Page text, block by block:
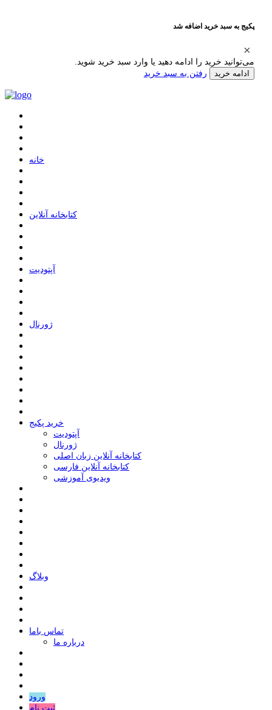
پکیج به سبد خرید اضافه شد
می‌توانید خرید را ادامه دهید یا وارد سبد خرید شوید.
ادامه خرید رفتن به سبد خرید
ﺧﺎﻧﻪ
ﮐﺘﺎﺑﺨﺎﻧﻪ ﺁﻧﻼﯾﻦ
ﺁﭘﺘﻮﺩﯾﺖ
ﮊﻭﺭﻧﺎﻝ
خرید پکیج
ﺁﭘﺘﻮﺩﯾﺖ
ﮊﻭﺭﻧﺎﻝ
کتابخانه آنلاین زبان اصلی
کتابخانه آنلاین فارسی
ویدیوی آموزشی
وبلاگ
ﺗﻤﺎﺱ ﺑﺎﻣﺎ
درباره ما
ورود
ثبت نام